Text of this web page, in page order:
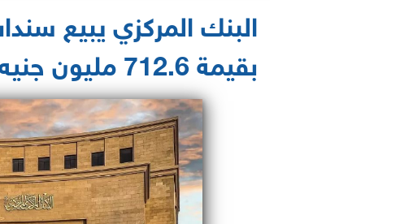
البنك المركزي يبيع
بقيمة 712.6 مليون جنيه